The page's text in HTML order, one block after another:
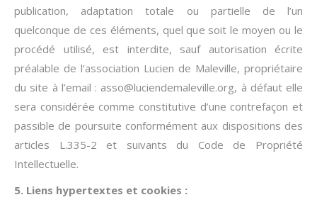
publication, adaptation totale ou partielle de l’un
quelconque de ces éléments, quel que soit le moyen ou le
procédé utilisé, est interdite, sauf autorisation écrite
préalable de l’association Lucien de Maleville, propriétaire
du site à l’email : asso@luciendemaleville.org, à défaut elle
sera considérée comme constitutive d’une contrefaçon et
passible de poursuite conformément aux dispositions des
articles L.335-2 et suivants du Code de Propriété
Intellectuelle.
5. Liens hypertextes et cookies :